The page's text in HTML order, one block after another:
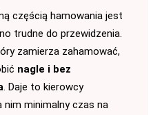
częścią hamowania jest
trudne do przewidzenia.
zamierza zahamować,
nagle i bez
. Daje to kierowcy
nim minimalny czas na